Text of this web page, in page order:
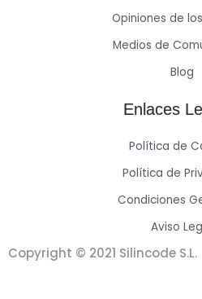
Opiniones de
Medios de
Blog
Enlaces
Política de
Política de
Condiciones
Aviso
Copyright © 2021 Silincode S.L.